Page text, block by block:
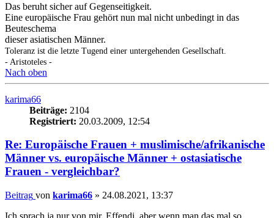
Das beruht sicher auf Gegenseitigkeit.
Eine europäische Frau gehört nun mal nicht unbedingt in das
Beuteschema
dieser asiatischen Männer.
Toleranz ist die letzte Tugend einer untergehenden Gesellschaft.
- Aristoteles -
Nach oben
karima66
Beiträge: 2104
Registriert: 20.03.2009, 12:54
Re: Europäische Frauen + muslimische/afrikanische
Männer vs. europäische Männer + ostasiatische
Frauen - vergleichbar?
Beitrag von karima66 » 24.08.2021, 13:37
Ich sprach ja nur von mir, Effendi, aber wenn man das mal so